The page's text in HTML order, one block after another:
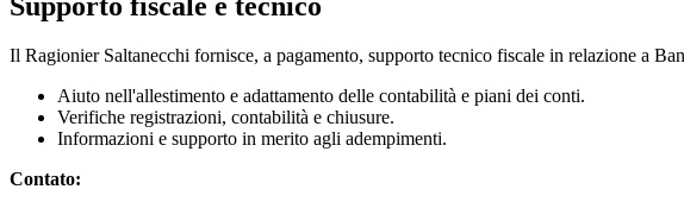
Il Ragionier Saltanecchi fornisce, a pagamento, supporto tecnico fiscale in relazione a
Aiuto nell'allestimento e adattamento delle contabilità e piani dei conti.
Verifiche registrazioni, contabilità e chiusure.
Informazioni e supporto in merito agli adempimenti.
Contato: